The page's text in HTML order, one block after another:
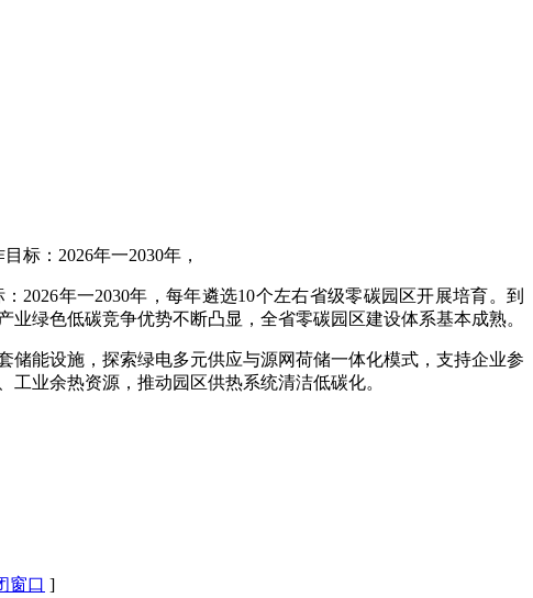
标：2026年一2030年，
年一2030年，每年遴选10个左右省级零碳园区开展培育。到
绿色低碳竞争优势不断凸显，全省零碳园区建设体系基本成熟。
能设施，探索绿电多元供应与源网荷储一体化模式，支持企业参
业余热资源，推动园区供热系统清洁低碳化。
窗口 ]